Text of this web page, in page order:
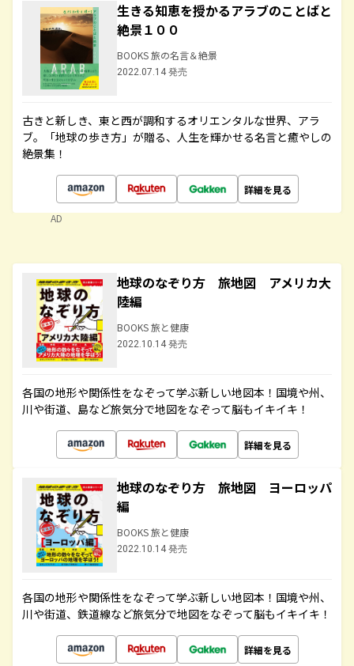
生きる知恵を授かるアラブのことばと
絶景１００
BOOKS 旅の名言＆絶景
2022.07.14 発売
古きと新しき、東と西が調和するオリエンタルな世界、アラ
ブ。「地球の歩き方」が贈る、人生を輝かせる名言と癒やしの
絶景集！
詳細を見る
AD
地球のなぞり方 旅地図 アメリカ大
陸編
BOOKS 旅と健康
2022.10.14 発売
各国の地形や関係性をなぞって学ぶ新しい地図本！国境や州、
川や街道、島など旅気分で地図をなぞって脳もイキイキ！
詳細を見る
地球のなぞり方 旅地図 ヨーロッパ
編
BOOKS 旅と健康
2022.10.14 発売
各国の地形や関係性をなぞって学ぶ新しい地図本！国境や州、
川や街道、鉄道線など旅気分で地図をなぞって脳もイキイキ！
詳細を見る